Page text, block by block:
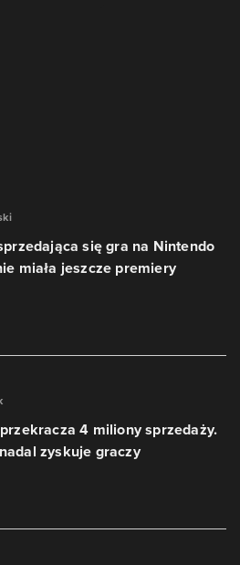
się gra na Nintendo
miała jeszcze premiery
4 miliony sprzedaży.
zyskuje graczy